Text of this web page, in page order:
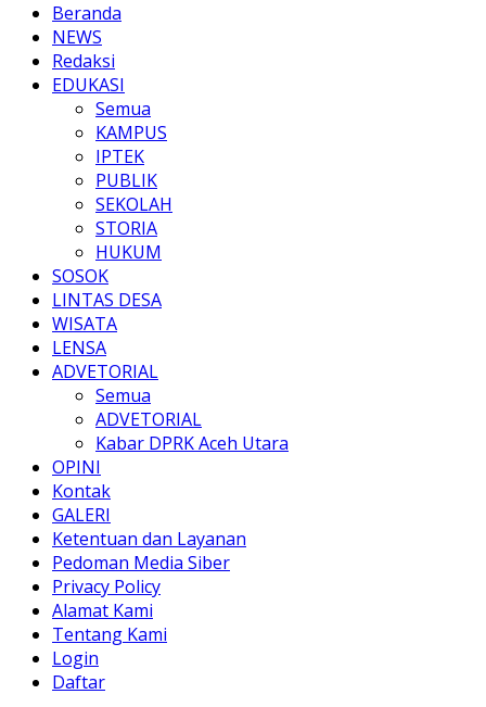
Beranda
NEWS
Redaksi
EDUKASI
Semua
KAMPUS
IPTEK
PUBLIK
SEKOLAH
STORIA
HUKUM
SOSOK
LINTAS DESA
WISATA
LENSA
ADVETORIAL
Semua
ADVETORIAL
Kabar DPRK Aceh Utara
OPINI
Kontak
GALERI
Ketentuan dan Layanan
Pedoman Media Siber
Privacy Policy
Alamat Kami
Tentang Kami
Login
Daftar